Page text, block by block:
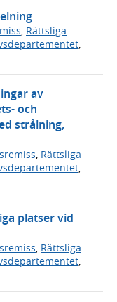
Rättsliga
av
och
strålning,
, Rättsliga
,
platser vid
, Rättsliga
,